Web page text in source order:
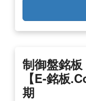
制御盤銘板
【e-銘板
期